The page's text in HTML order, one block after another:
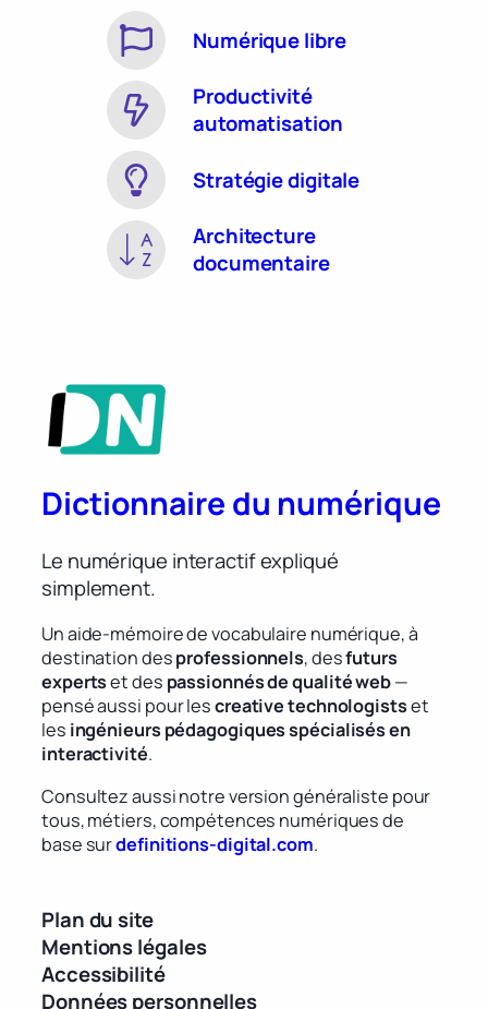
Numérique libre
Productivité
automatisation
Stratégie digitale
Architecture
documentaire
Dictionnaire du numérique
Le numérique interactif expliqué
simplement.
Un aide-mémoire de vocabulaire numérique, à
destination desprofessionnels, desfuturs
expertset des passionnés de qualité web—
pensé aussi pour lescreative technologistset
les ingénieurs pédagogiques spécialisés en
interactivité.
Consultez aussi notre version généraliste pour
tous, métiers, compétences numériques de
base surdefinitions-digital.com.
Plan du site
Mentions légales
Accessibilité
Données personnelles